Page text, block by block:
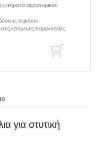
αεροπορικού
πακέτου
επόμενες παραγγελίες
για στυτική